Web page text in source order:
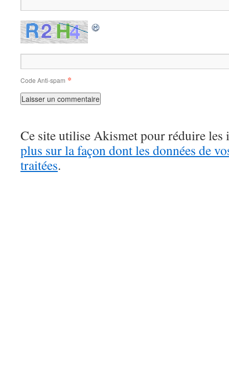
Code Anti-spam *
Ce site utilise Akismet pour réduire les
plus sur la façon dont les données de
traitées.